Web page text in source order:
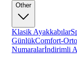
Other
Klasik Ayakkabılar
GünlükComfort-
Numaralarİndirimli